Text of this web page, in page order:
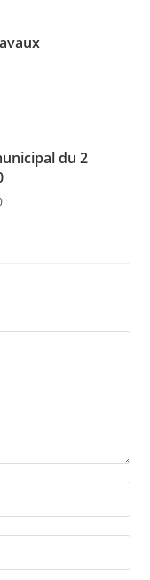
du 2